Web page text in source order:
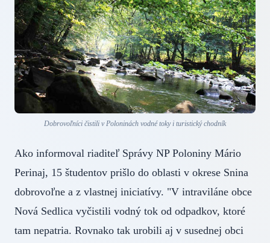
Dobrovoľníci čistili v Poloninách vodné toky i turistický chodník
Ako informoval riaditeľ Správy NP Poloniny Mário
Perinaj, 15 študentov prišlo do oblasti v okrese Snina
dobrovoľne a z vlastnej iniciatívy. "V intraviláne obce
Nová Sedlica vyčistili vodný tok od odpadkov, ktoré
tam nepatria. Rovnako tak urobili aj v susednej obci